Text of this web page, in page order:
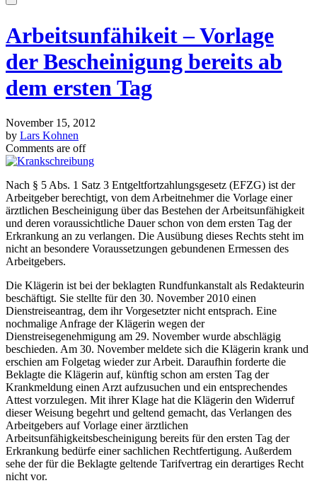
Arbeitsunfähikeit – Vorlage
der Bescheinigung bereits ab
dem ersten Tag
November 15, 2012
by Lars Kohnen
Comments are off
Nach § 5 Abs. 1 Satz 3 Entgeltfortzahlungsgesetz (EFZG) ist der
Arbeitgeber berechtigt, von dem Arbeitnehmer die Vorlage einer
ärztlichen Bescheinigung über das Bestehen der Arbeitsunfähigkeit
und deren voraussichtliche Dauer schon von dem ersten Tag der
Erkrankung an zu verlangen. Die Ausübung dieses Rechts steht im
nicht an besondere Voraussetzungen gebundenen Ermessen des
Arbeitgebers.
Die Klägerin ist bei der beklagten Rundfunkanstalt als Redakteurin
beschäftigt. Sie stellte für den 30. November 2010 einen
Dienstreiseantrag, dem ihr Vorgesetzter nicht entsprach. Eine
nochmalige Anfrage der Klägerin wegen der
Dienstreisegenehmigung am 29. November wurde abschlägig
beschieden. Am 30. November meldete sich die Klägerin krank und
erschien am Folgetag wieder zur Arbeit. Daraufhin forderte die
Beklagte die Klägerin auf, künftig schon am ersten Tag der
Krankmeldung einen Arzt aufzusuchen und ein entsprechendes
Attest vorzulegen. Mit ihrer Klage hat die Klägerin den Widerruf
dieser Weisung begehrt und geltend gemacht, das Verlangen des
Arbeitgebers auf Vorlage einer ärztlichen
Arbeitsunfähigkeitsbescheinigung bereits für den ersten Tag der
Erkrankung bedürfe einer sachlichen Rechtfertigung. Außerdem
sehe der für die Beklagte geltende Tarifvertrag ein derartiges Recht
nicht vor.